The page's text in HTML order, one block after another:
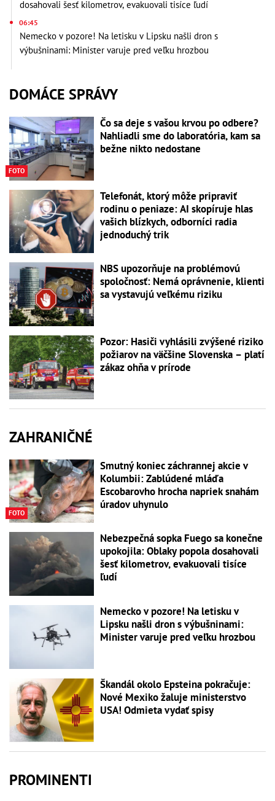
dosahovali šesť kilometrov, evakuovali tisíce ľudí
06:45
Nemecko v pozore! Na letisku v Lipsku našli dron s
výbušninami: Minister varuje pred veľku hrozbou
DOMÁCE SPRÁVY
FOTO
Čo sa deje s vašou krvou po odbere?
Nahliadli sme do laboratória, kam sa
bežne nikto nedostane
Telefonát, ktorý môže pripraviť
rodinu o peniaze: AI skopíruje hlas
vašich blízkych, odborníci radia
jednoduchý trik
NBS upozorňuje na problémovú
spoločnosť: Nemá oprávnenie, klienti
sa vystavujú veľkému riziku
Pozor: Hasiči vyhlásili zvýšené riziko
požiarov na väčšine Slovenska – platí
zákaz ohňa v prírode
ZAHRANIČNÉ
FOTO
Smutný koniec záchrannej akcie v
Kolumbii: Zablúdené mláďa
Escobarovho hrocha napriek snahám
úradov uhynulo
Nebezpečná sopka Fuego sa konečne
upokojila: Oblaky popola dosahovali
šesť kilometrov, evakuovali tisíce
ľudí
Nemecko v pozore! Na letisku v
Lipsku našli dron s výbušninami:
Minister varuje pred veľku hrozbou
Škandál okolo Epsteina pokračuje:
Nové Mexiko žaluje ministerstvo
USA! Odmieta vydať spisy
PROMINENTI